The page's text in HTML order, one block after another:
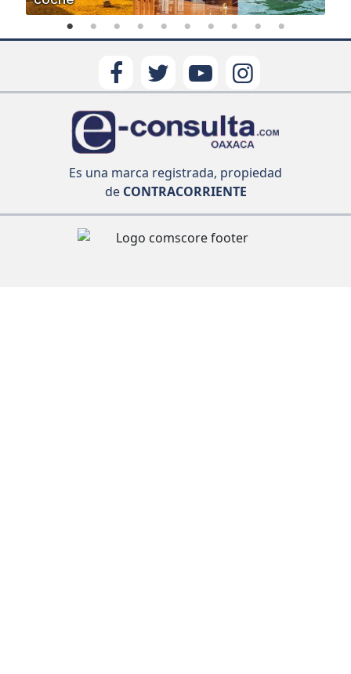
Es una marca registrada, propiedad
deCONTRACORRIENTE